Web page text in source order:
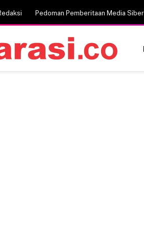
Pedoman Pemberitaan Media Siber